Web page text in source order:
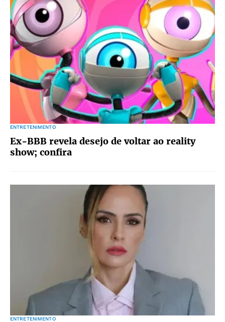
ENTRETENIMENTO
Ex-BBB revela desejo de voltar ao reality
show; confira
ENTRETENIMENTO